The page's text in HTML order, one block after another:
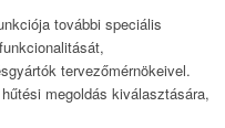
további speciális
tervezőmérnökeivel.
megoldás kiválasztására,